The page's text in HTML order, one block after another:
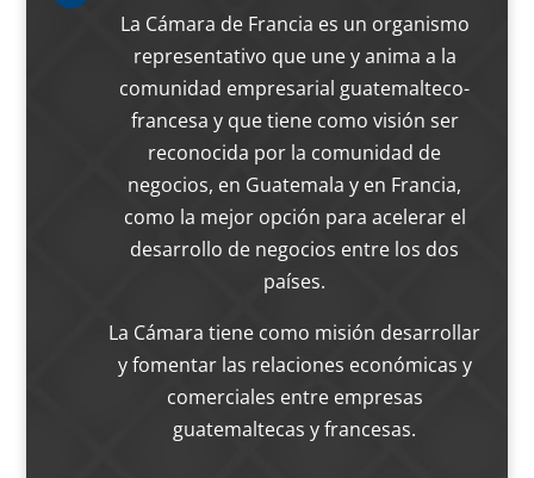
La Cámara de Francia es un organismo
representativo que une y anima a la
comunidad empresarial guatemalteco-
francesa y que tiene como visión ser
reconocida por la comunidad de
negocios, en Guatemala y en Francia,
como la mejor opción para acelerar el
desarrollo de negocios entre los dos
países.
La Cámara tiene como misión desarrollar
y fomentar las relaciones económicas y
comerciales entre empresas
guatemaltecas y francesas.